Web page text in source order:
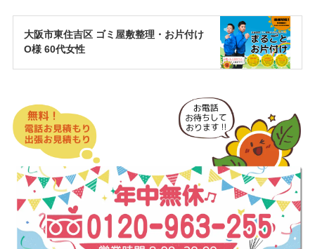
大阪市東住吉区 ゴミ屋敷整理・お片付け
O様 60代女性